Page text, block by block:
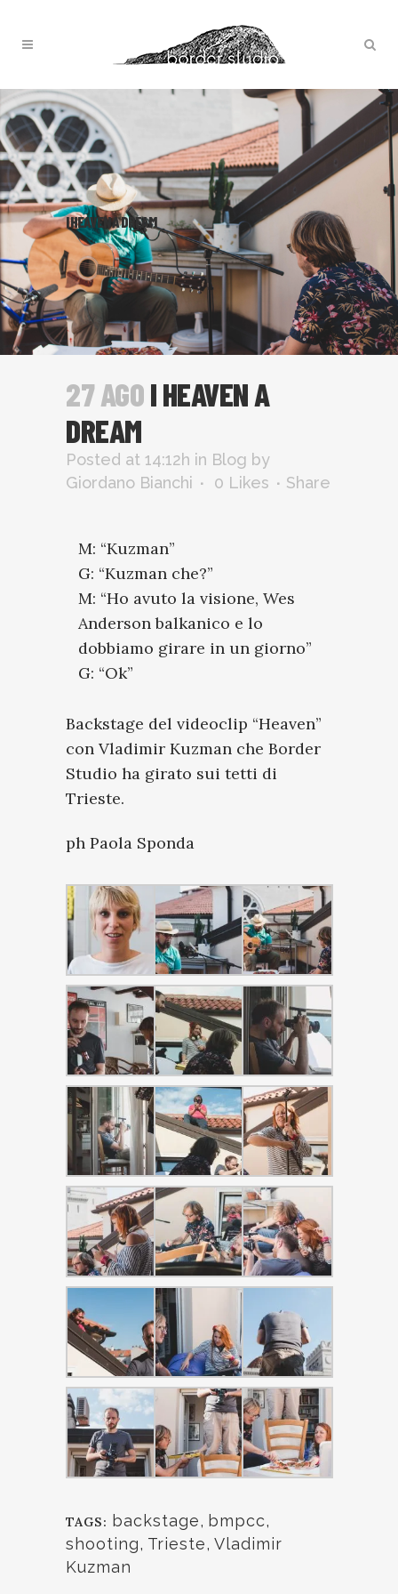
I HEAVEN A DREAM
27 AGOI HEAVEN A
DREAM
Posted at 14:12h in Blog by
Giordano Bianchi
0 Likes Share
M: “Kuzman”
G: “Kuzman che?”
M: “Ho avuto la visione, Wes
Anderson balkanico e lo
dobbiamo girare in un giorno”
G: “Ok”
Backstage del videoclip “Heaven”
con Vladimir Kuzman che Border
Studio ha girato sui tetti di
Trieste.
ph Paola Sponda
TAGS: backstage, bmpcc,
shooting, Trieste, Vladimir
Kuzman